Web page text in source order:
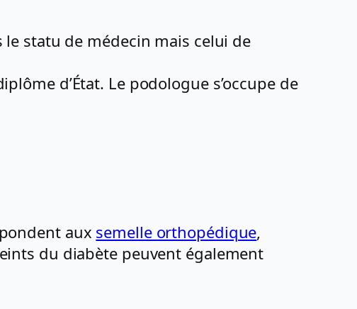
le statu de médecin mais celui de
d’État. Le podologue s’occupe de
aux semelle orthopédique,
du diabète peuvent également